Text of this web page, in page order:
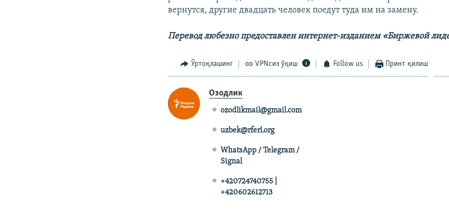
вернутся, другие двадцать человек поедут туда им на замену.
Перевод любезно предоставлен интернет-изданием «Биржевой
Ўртоқлашинг VPNсиз ўқиш Follow us Принт қилиш
Озодлик
ozodlikmail@gmail.com
uzbek@rferl.org
WhatsApp / Telegram /
Signal
+420724740755 |
+420602612713